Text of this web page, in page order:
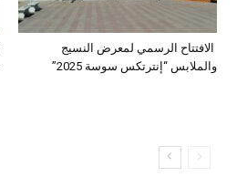
الافتتاح الرسمي لمعرض النسيج
والملابس “إنترتكس سوسة 2025”